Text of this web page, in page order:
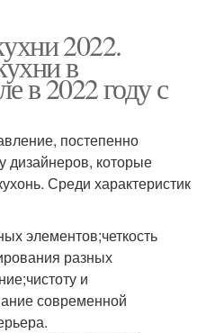
2022.
в
в 2022 году с
постепенно
дизайнеров, которые
Среди характеристик
элементов;четкость
разных
и
современной